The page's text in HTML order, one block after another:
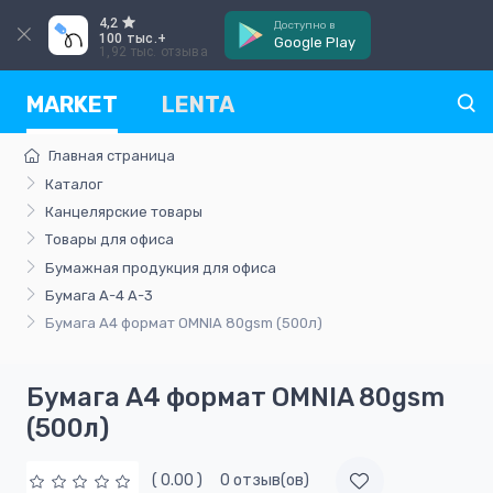
4,2
100 тыс.+
1,92 тыс. отзыва
Доступно в
Google Play
MARKET LENTA
Главная страница
Каталог
Канцелярские товары
Товары для офиса
Бумажная продукция для офиса
Бумага А-4 А-3
Бумага А4 формат OMNIA 80gsm (500л)
Бумага А4 формат OMNIA 80gsm
(500л)
( 0.00 ) 0 отзыв(ов)